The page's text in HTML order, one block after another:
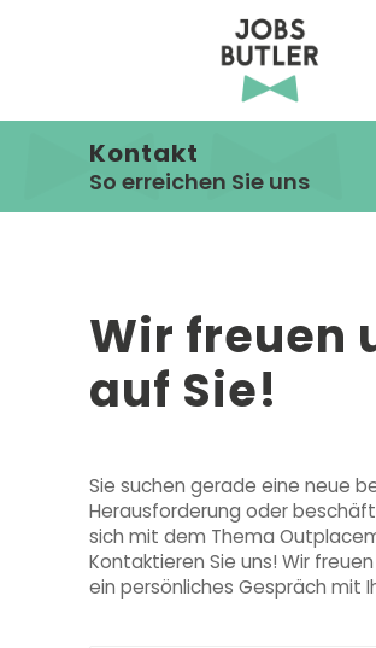
Kontakt
So erreichen Sie uns
Wir freuen
auf Sie!
Sie suchen gerade eine neue
Herausforderung oder
sich mit dem Thema
Kontaktieren Sie uns! Wir
ein persönliches Gespräch mit